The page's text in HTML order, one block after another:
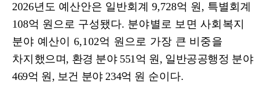
2026년도 예산안은 일반회계 9,728억 원 , 특별회계
108억 원으로 구성됐다. 분야별로 보면 사회복지
분야 예산이 6,102억 원으로 가장 큰 비중을
차지 했으며 , 환경 분야 551억 원 , 일반공공행정 분야
469억 원 , 보건 분야234억 원 순이다.